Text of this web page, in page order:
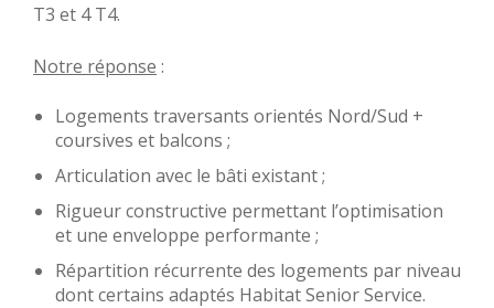
T3 et 4 T4.
Notre réponse :
Logements traversants orientés Nord/Sud +
coursives et balcons ;
Articulation avec le bâti existant ;
Rigueur constructive permettant l’optimisation
et une enveloppe performante ;
Répartition récurrente des logements par niveau
dont certains adaptés Habitat Senior Service.